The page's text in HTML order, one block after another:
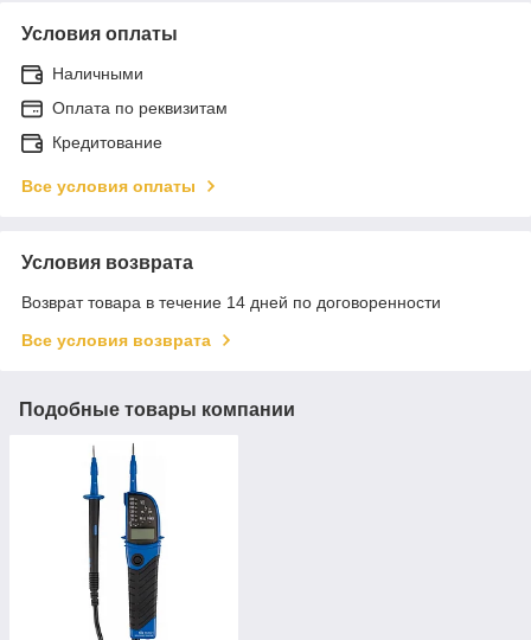
Условия оплаты
Наличными
Оплата по реквизитам
Кредитование
Все условия оплаты
Условия возврата
Возврат товара в течение 14 дней по договоренности
Все условия возврата
Подобные товары компании